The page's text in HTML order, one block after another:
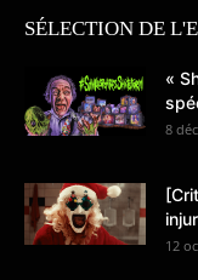
SÉLECTION DE
«
8
12